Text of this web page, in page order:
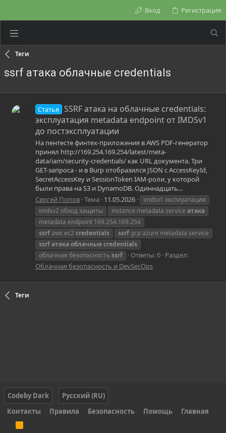
Вход Регистрация
Теги
ssrf атака облачные credentials
Статья
SSRF атака на облачные credentials:
эксплуатация metadata endpoint от IMDSv1
до постэксплуатации
На пентесте финтех-приложения в AWS PDF-генератор
принял http://169.254.169.254/latest/meta-
data/iam/security-credentials/ как URL документа. Три
GET-запроса - и в Burp отобразился JSON с AccessKeyId,
SecretAccessKey и SessionToken IAM-роли, у которой
были права на S3 и DynamoDB. Одиннадцать...
Сергей Попов Тема 11.05.2026
imdsv1 эксплуатация
imdsv2 обход защиты
instance metadata service атака
metadata endpoint 169.254.169.254
ssrfaws ec2 credentials ssrf gcp azure metadata service
ssrfатакаоблачныеcredentials
облачная безопасностьssrf Ответы: 0 Раздел:
Облачная безопасность и DevSecOps
Теги
Codeby Dark
Русский (RU)
Контакты
Правила Безопасность Помощь Главная